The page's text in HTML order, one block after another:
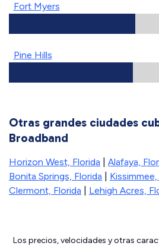
Fort Myers
Pine Hills
Otras grandes ciudades
Broadband
Horizon West, Florida Alafaya,
Bonita Springs, Florida
Clermont, Florida
Lehigh Acres,
Los precios, velocidades y otras